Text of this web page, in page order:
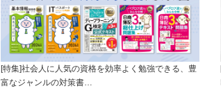
[特集]社会人に人気の資格を効率よく勉強できる、豊
富なジャンルの対策書…